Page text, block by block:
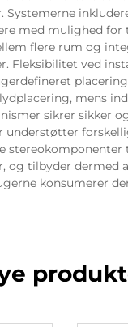
Systemerne
med mulighed for
flere rum og
Fleksibilitet ved
mens
sikrer sikker
understøtter
stereokomponenter
og tilbyder dermed
konsumerer